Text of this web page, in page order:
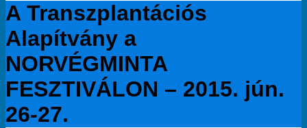
A Transzplantációs
Alapítvány a
NORVÉGMINTA
FESZTIVÁLON – 2015. jún.
26-27.